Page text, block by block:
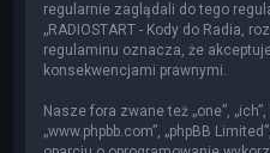
regularnie zaglądali do tego
„RADIOSTART - Kody do Radia,
regulaminu oznacza, że
konsekwencjami prawnymi.
Nasze fora zwane też „one”, „ich”,
„www.phpbb.com”, „phpBB